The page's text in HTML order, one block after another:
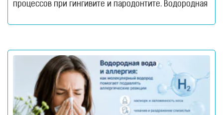
процессов при гингивите и пародонтите. Водородная
невозможно поддерживать только с помощью
накапливаться на поверхности эмали, в межзубных